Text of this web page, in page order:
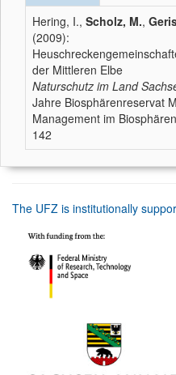
Hering, I., Scholz, M.,
(2009):
der Mittleren Elbe
Naturschutz im Land
Jahre Biosphärenreservat
Management im
142
The UFZ is institutionally